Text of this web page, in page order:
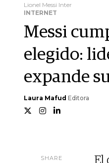
Lionel Messi Inter
INTERNET
Messi
elegido:
expande
Laura Mafud Editora
SHARE